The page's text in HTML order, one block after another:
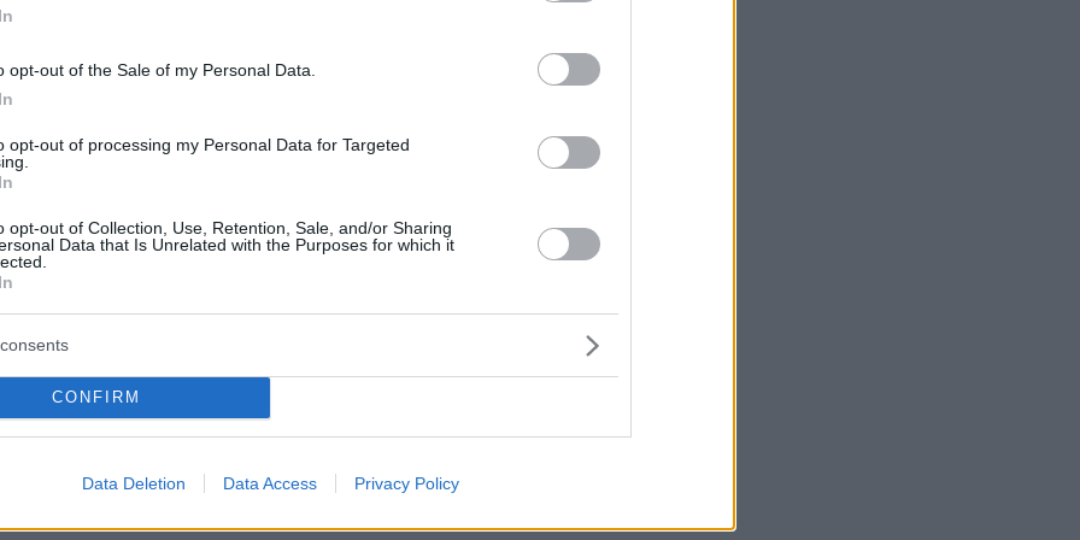
opt-out of the Sale of my Personal Data.
opt-out of processing my Personal Data for Targeted
opt-out of Collection, Use, Retention, Sale, and/or Sharing
Data that Is Unrelated with the Purposes for which it
CONFIRM
Data Deletion Data Access Privacy Policy
(%)
Κατερίνα 11,7
11
παντού 6,3
9,5
σε Είδον 4,8 4,1